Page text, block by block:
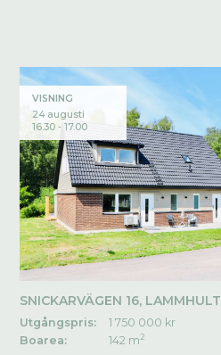
VISNING
24 augusti
16.30 - 17.00
SNICKARVÄGEN 16, LAMMHULT
Utgångspris:
1 750 000 kr
Boarea:
142 m2